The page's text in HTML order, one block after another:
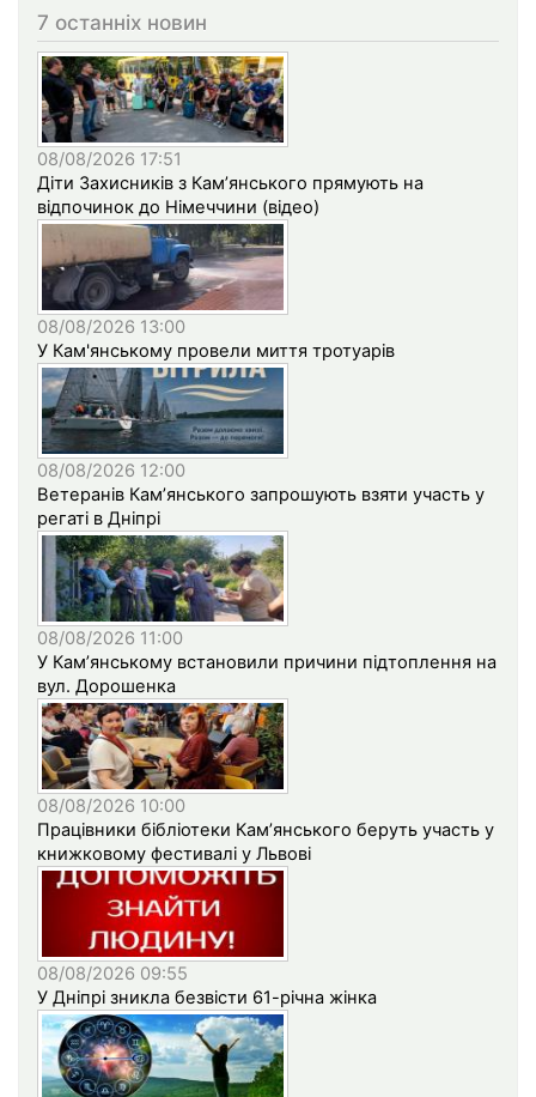
7 останніх новин
08/08/2026 17:51
Діти Захисників з Кам’янського прямують на
відпочинок до Німеччини (відео)
08/08/2026 13:00
У Кам'янському провели миття тротуарів
08/08/2026 12:00
Ветеранів Кам’янського запрошують взяти участь у
регаті в Дніпрі
08/08/2026 11:00
У Кам’янському встановили причини підтоплення на
вул. Дорошенка
08/08/2026 10:00
Працівники бібліотеки Кам’янського беруть участь у
книжковому фестивалі у Львові
08/08/2026 09:55
У Дніпрі зникла безвісти 61-річна жінка